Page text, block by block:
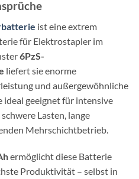
ist eine extrem
für Elektrostapler im
6PzS-
liefert sie enorme
und außergewöhnliche
geeignet für intensive
Lasten, lange
Mehrschichtbetrieb.
ermöglicht diese Batterie
Produktivität – selbst in